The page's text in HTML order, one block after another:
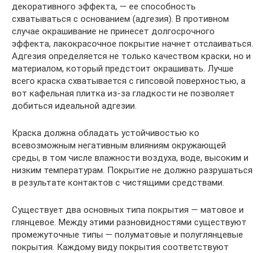
декоративного эффекта, — ее способность
схватываться с основанием (адгезия). В противном
случае окрашивание не принесет долгосрочного
эффекта, лакокрасочное покрытие начнет отслаиваться.
Адгезия определяется не только качеством краски, но и
материалом, который предстоит окрашивать. Лучше
всего краска схватывается с гипсовой поверхностью, а
вот кафельная плитка из-за гладкости не позволяет
добиться идеальной адгезии.
Краска должна обладать устойчивостью ко
всевозможным негативным влияниям окружающей
среды, в том числе влажности воздуха, воде, высоким и
низким температурам. Покрытие не должно разрушаться
в результате контактов с чистящими средствами.
Существует два основных типа покрытия — матовое и
глянцевое. Между этими разновидностями существуют
промежуточные типы — полуматовые и полуглянцевые
покрытия. Каждому виду покрытия соответствуют